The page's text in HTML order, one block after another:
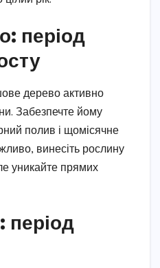
період
дерево активно
Забезпечте йому
полив і щомісячне
винесіть рослину
уникайте прямих
період